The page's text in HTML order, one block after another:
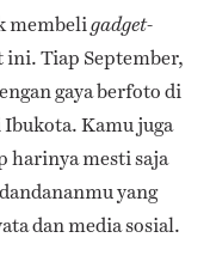
membeligadget-
ini. Tiap September,
gaya berfoto di
Kamu juga
harinya mesti saja
yang
dan media sosial.